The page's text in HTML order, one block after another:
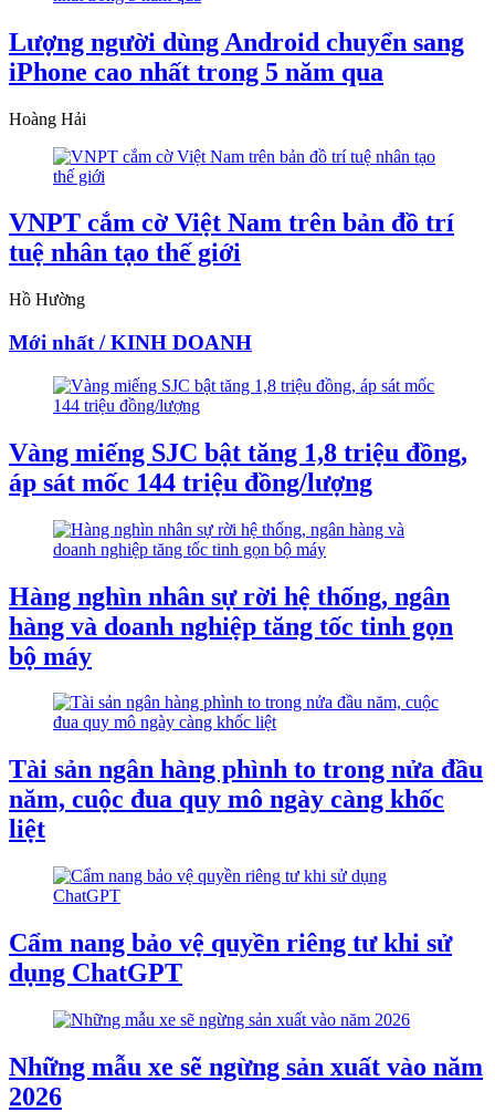
Lượng người dùng Android chuyển sang
iPhone cao nhất trong 5 năm qua
Hoàng Hải
VNPT cắm cờ Việt Nam trên bản đồ trí
tuệ nhân tạo thế giới
Hồ Hường
Mới nhất / KINH DOANH
Vàng miếng SJC bật tăng 1,8 triệu đồng,
áp sát mốc 144 triệu đồng/lượng
Hàng nghìn nhân sự rời hệ thống, ngân
hàng và doanh nghiệp tăng tốc tinh gọn
bộ máy
Tài sản ngân hàng phình to trong nửa đầu
năm, cuộc đua quy mô ngày càng khốc
liệt
Cẩm nang bảo vệ quyền riêng tư khi sử
dụng ChatGPT
Những mẫu xe sẽ ngừng sản xuất vào năm
2026